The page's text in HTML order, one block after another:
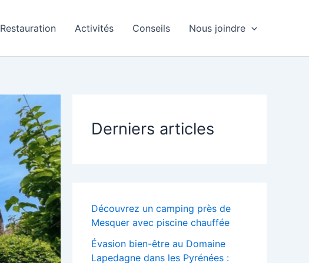
Restauration Activités Conseils Nous joindre
Derniers articles
Découvrez un camping près de
Mesquer avec piscine chauffée
Évasion bien-être au Domaine
Lapedagne dans les Pyrénées :